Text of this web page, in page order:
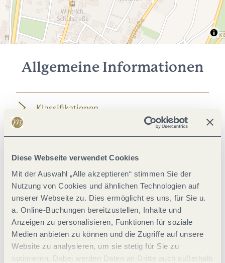
Diese Webseite verwendet Cookies
Mit der Auswahl „Alle akzeptieren“ stimmen Sie der
Nutzung von Cookies und ähnlichen Technologien auf
unserer Webseite zu. Dies ermöglicht es uns, für Sie u.
a. Online-Buchungen bereitzustellen, Inhalte und
Anzeigen zu personalisieren, Funktionen für soziale
Medien anbieten zu können und die Zugriffe auf unsere
Website zu analysieren, um sie stetig für Sie zu
optimieren. Dabei werden Daten an Dritte auch außerhalb
Allgemeine Informationen
Klassifikationen
Fremdsprachen
Einrichtungen Betrieb
Zahlungsarten
Divers